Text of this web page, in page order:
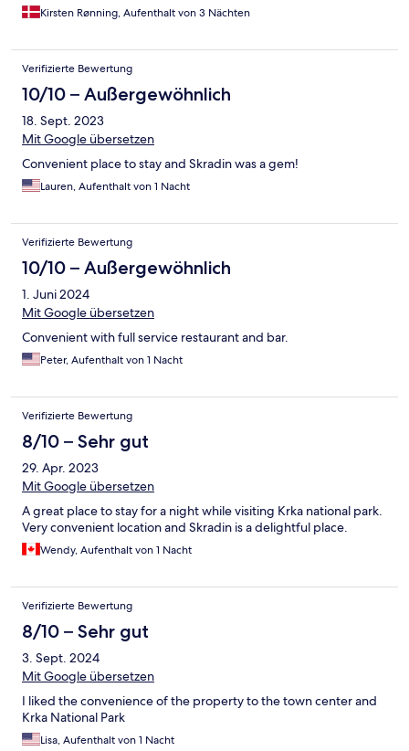
Kirsten Rønning, Aufenthalt von 3 Nächten
Verifizierte Bewertung
10/10 – Außergewöhnlich
18. Sept. 2023
Mit Google übersetzen
Convenient place to stay and Skradin was a gem!
Lauren, Aufenthalt von 1 Nacht
Verifizierte Bewertung
10/10 – Außergewöhnlich
1. Juni 2024
Mit Google übersetzen
Convenient with full service restaurant and bar.
Peter, Aufenthalt von 1 Nacht
Verifizierte Bewertung
8/10 – Sehr gut
29. Apr. 2023
Mit Google übersetzen
A great place to stay for a night while visiting Krka national park.
Very convenient location and Skradin is a delightful place.
Wendy, Aufenthalt von 1 Nacht
Verifizierte Bewertung
8/10 – Sehr gut
3. Sept. 2024
Mit Google übersetzen
I liked the convenience of the property to the town center and
Krka National Park
Lisa, Aufenthalt von 1 Nacht